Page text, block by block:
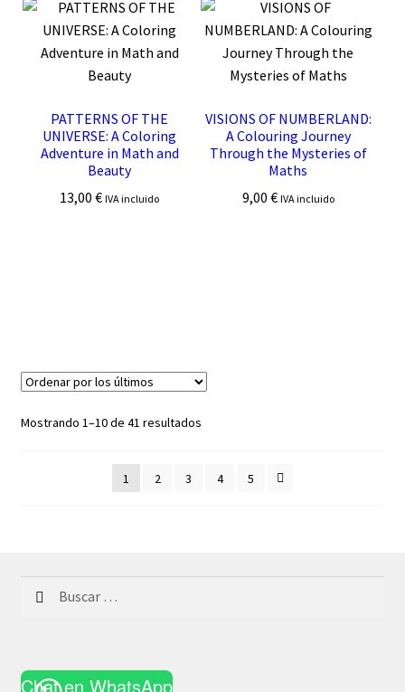
PATTERNS OF THE
UNIVERSE: A Coloring
Adventure in Math and
Beauty
13,00€ IVA incluido
VISIONS OF NUMBERLAND:
A Colouring Journey
Through the Mysteries of
Maths
9,00 € IVA incluido
Mostrando 1–10 de 41 resultadosOrdenado
últimos
1 2 3 4 5
Chat en WhatsApp